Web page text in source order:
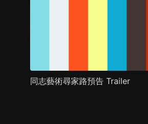
同志藝術尋家路預告 Trailer